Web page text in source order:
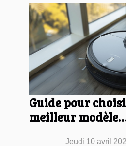
Guide pour
meilleur modèle
Jeudi 10 avril